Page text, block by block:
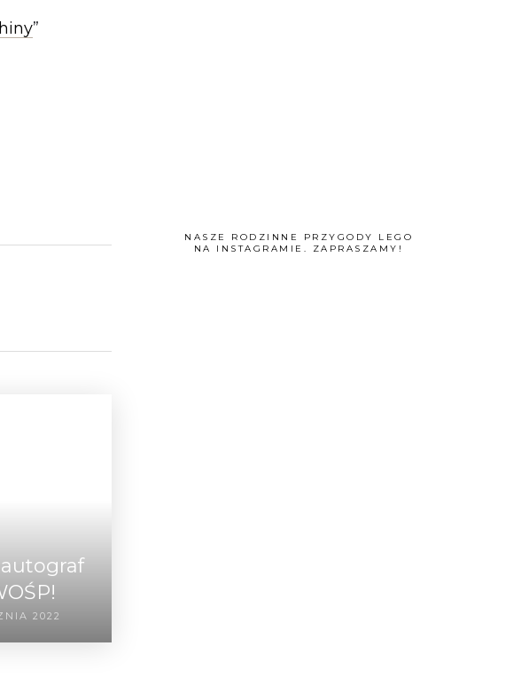
”
2022
NASZE RODZINNE PRZYGODY LEGO
NA INSTAGRAMIE. ZAPRASZAMY!